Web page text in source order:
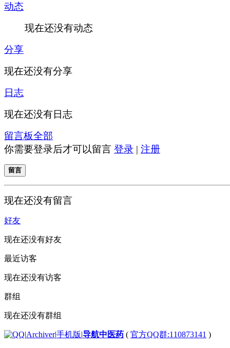
动态
现在还没有动态
分享
现在还没有分享
日志
现在还没有日志
留言板全部
你需要登录后才可以留言 登录 | 注册
留言
现在还没有留言
好友
现在还没有好友
最近访客
现在还没有访客
群组
现在还没有群组
|Archiver|手机版|导航中医药 ( 官方QQ群:110873141 )